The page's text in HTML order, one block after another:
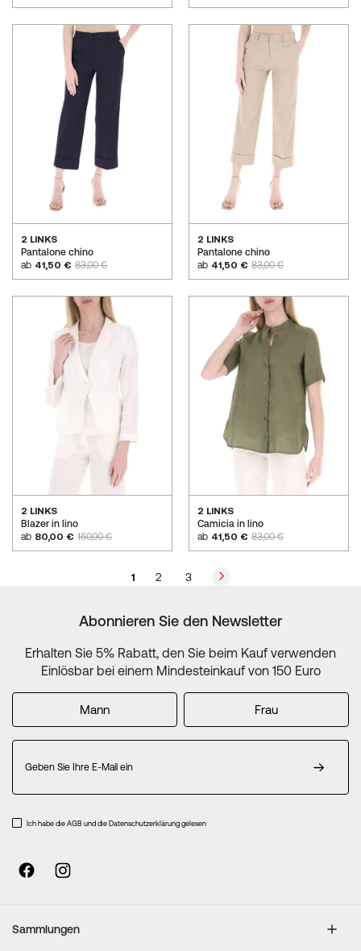
2 LINKS
Pantalone chino
ab 41,50 € 83,00 €
2 LINKS
Pantalone chino
ab 41,50 € 83,00 €
2 LINKS
Blazer in lino
ab 80,00 € 160,00 €
2 LINKS
Camicia in lino
ab 41,50 € 83,00 €
Seite
Sie
die
1 Seite
2 Seite
3
Abonnieren Sie den Newsletter
Erhalten Sie 5% Rabatt, den Sie beim Kauf verwenden
Einlösbar bei einem Mindesteinkauf von 150 Euro
Mann Frau
Sie
Ich habe die AGB und die Datenschutzerklärung gelesen
Sammlungen